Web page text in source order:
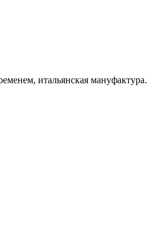
итальянская мануфактура.